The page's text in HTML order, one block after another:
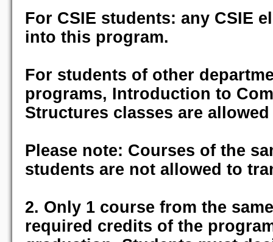
For CSIE students: any CSIE
into this program.
For students of other
programs, Introduction to
Structures classes are
Please note: Courses of the
students are not allowed to
2. Only 1 course from the
required credits of the